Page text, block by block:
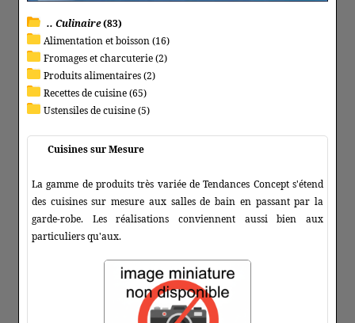
.. Culinaire(83)
Alimentation et boisson (16)
Fromages et charcuterie (2)
Produits alimentaires (2)
Recettes de cuisine (65)
Ustensiles de cuisine (5)
Cuisines sur Mesure
La gamme de produits très variée de Tendances Concept s'étend
des cuisines sur mesure aux salles de bain en passant par la
garde-robe. Les réalisations conviennent aussi bien aux
particuliers qu'aux.